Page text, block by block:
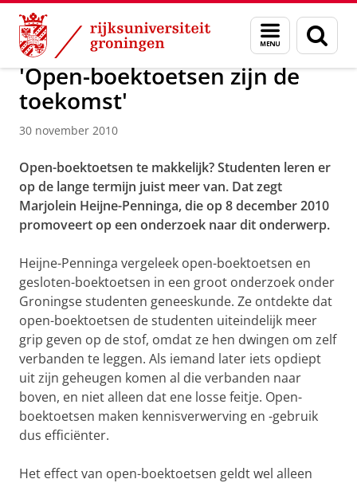
Skip
Content
Skip
Navigation
Menu
en
zoeken
Over ons Actueel Nieuws
'Open-boektoetsen zijn de
toekomst'
30 november 2010
Open-boektoetsen te makkelijk? Studenten leren er
op de lange termijn juist meer van. Dat zegt
Marjolein Heijne-Penninga, die op 8 december 2010
promoveert op een onderzoek naar dit onderwerp.
Heijne-Penninga vergeleek open-boektoetsen en
gesloten-boektoetsen in een groot onderzoek onder
Groningse studenten geneeskunde. Ze ontdekte dat
open-boektoetsen de studenten uiteindelijk meer
grip geven op de stof, omdat ze hen dwingen om zelf
verbanden te leggen. Als iemand later iets opdiept
uit zijn geheugen komen al die verbanden naar
boven, en niet alleen dat ene losse feitje. Open-
boektoetsen maken kennisverwerving en -gebruik
dus efficiënter.
Het effect van open-boektoetsen geldt wel alleen